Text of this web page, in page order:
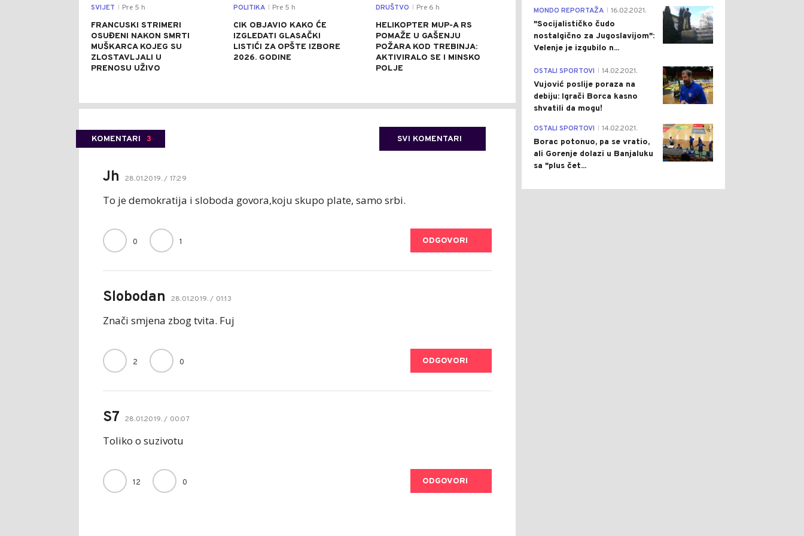
SVIJET Pre 5 h
FRANCUSKI STRIMERI
OSUĐENI NAKON SMRTI
MUŠKARCA KOJEG SU
ZLOSTAVLJALI U
PRENOSU UŽIVO
POLITIKA Pre 5 h
CIK OBJAVIO KAKO ĆE
IZGLEDATI GLASAČKI
LISTIĆI ZA OPŠTE IZBORE
2026. GODINE
DRUŠTVO Pre 6 h
HELIKOPTER MUP-A RS
POMAŽE U GAŠENJU
POŽARA KOD TREBINJA:
AKTIVIRALO SE I MINSKO
POLJE
SVIJET | Pre 6 h
CRVENI ALARM ZA CIJELU
ITALIJU: TEMPERATURE
ASFALTA PRELAZE 60
SVIJET | Pre 7 h
KINA UVELA PAKET
OŠTRIH SANKCIJA,
KAKAV VAŠINGTON NIJE
OČEKIVAO
KOMENTARI 3 SVI KOMENTARI
Jh 28.01.2019. / 17:29
To je demokratija i sloboda govora,koju skupo plate, samo srbi.
0 1 ODGOVORI
Slobodan 28.01.2019. / 01:13
Znači smjena zbog tvita. Fuj
2 0 ODGOVORI
S7 28.01.2019. / 00:07
Toliko o suzivotu
12 0 ODGOVORI
4
MONDO REPORTAŽA 16.02.2021.
"Socijalističko čudo
nostalgično za Jugoslavijom":
Velenje je izgubilo n...
1
OSTALI SPORTOVI 14.02.2021.
Vujović poslije poraza na
debiju: Igrači Borca kasno
shvatili da mogu!
3
OSTALI SPORTOVI 14.02.2021.
Borac potonuo, pa se vratio,
ali Gorenje dolazi u Banjaluku
sa "plus čet...